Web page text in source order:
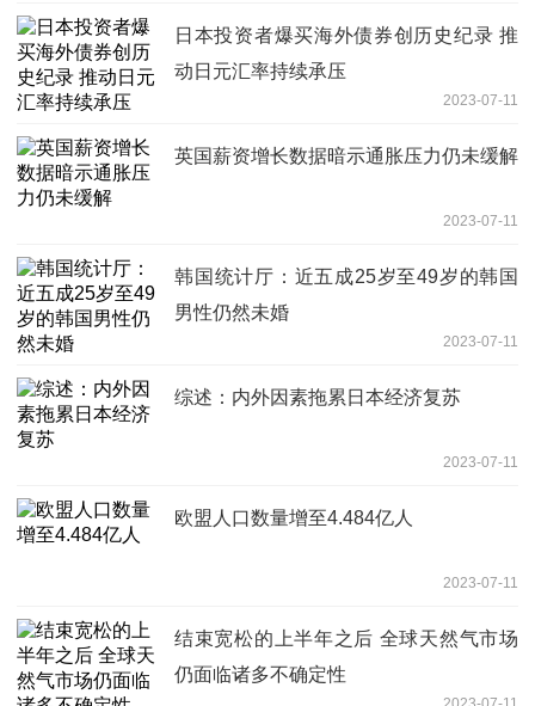
日本投资者爆买海外债券创历史纪录 推
动日元汇率持续承压
2023-07-11
英国薪资增长数据暗示通胀压力仍未缓解
2023-07-11
韩国统计厅：近五成25岁至49岁的韩国
男性仍然未婚
2023-07-11
综述：内外因素拖累日本经济复苏
2023-07-11
欧盟人口数量增至4.484亿人
2023-07-11
结束宽松的上半年之后 全球天然气市场
仍面临诸多不确定性